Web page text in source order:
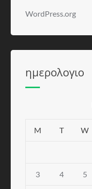
WordPress.org
ημερολογιο
M T W
3 4 5